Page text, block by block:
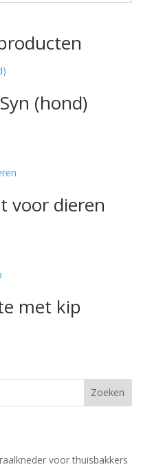
(hond)
voor dieren
met kip
Zoeken
voor thuisbakkers